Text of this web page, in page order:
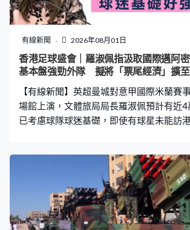
序。 保安局局長鄧炳強帶領立法會主席李
來到新口岸參觀。口岸現階段設計每日可
關，鄧炳強說會增聘臨時合約人員應付，
多場測試。鄧炳強：「到最後，最大型演
深方舉行一個很大型、過萬人的壓力測試
考慮通關時間，因為我覺得這是非常負責
有線新聞 2026年08月01日
香港足球盛會｜羅淑佩指汲取國際邁阿
基本盤強勁外隊 擬將「票尾經濟」擴
【有線新聞】英超曼城對意甲國際米蘭賽
場館上演，文體旅局局長羅淑佩預計有近
已考慮球隊球迷基礎，即使有球星未能訪
隊訪港。文體旅局局長羅淑佩說，公開操
逾1.7萬，帶動啟德零售館生意，相信球
佩：「經過國際邁阿密美斯訪港後，真的
球隊大家平日對他們不太熟悉，而是靠一
論超級巨星因為甚麼原因不能落場，大家